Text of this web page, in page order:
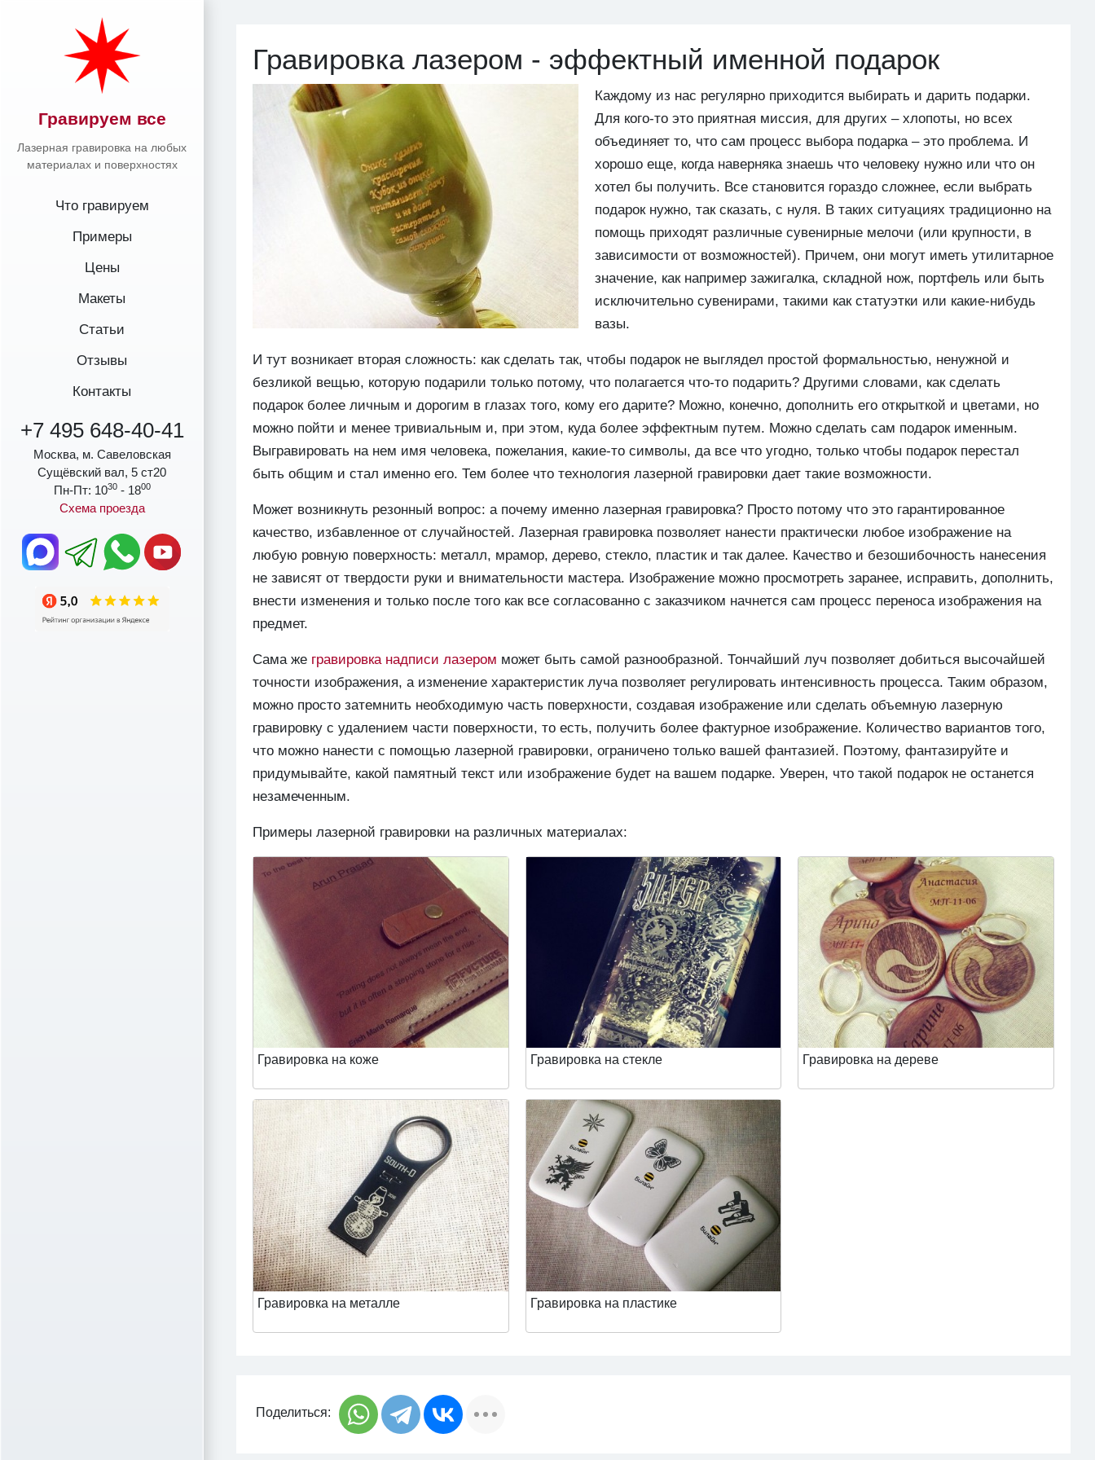
Гравируем все
Лазерная гравировка на любых
материалах и поверхностях
Что гравируем
Примеры
Цены
Макеты
Статьи
Отзывы
Контакты
+7 495 648-40-41
Москва, м. Савеловская
Сущёвский вал, 5 ст20
Пн-Пт: 1030- 1800
Схема проезда
Гравировка лазером - эффектный именной подарок
Каждому из нас регулярно приходится выбирать и дарить подарки.
Для кого-то это приятная миссия, для других – хлопоты, но всех
объединяет то, что сам процесс выбора подарка – это проблема. И
хорошо еще, когда наверняка знаешь что человеку нужно или что он
хотел бы получить. Все становится гораздо сложнее, если выбрать
подарок нужно, так сказать, с нуля. В таких ситуациях традиционно на
помощь приходят различные сувенирные мелочи (или крупности, в
зависимости от возможностей). Причем, они могут иметь утилитарное
значение, как например зажигалка, складной нож, портфель или быть
исключительно сувенирами, такими как статуэтки или какие-нибудь
вазы.
И тут возникает вторая сложность: как сделать так, чтобы подарок не выглядел простой формальностью, ненужной и
безликой вещью, которую подарили только потому, что полагается что-то подарить? Другими словами, как сделать
подарок более личным и дорогим в глазах того, кому его дарите? Можно, конечно, дополнить его открыткой и цветами, но
можно пойти и менее тривиальным и, при этом, куда более эффектным путем. Можно сделать сам подарок именным.
Выгравировать на нем имя человека, пожелания, какие-то символы, да все что угодно, только чтобы подарок перестал
быть общим и стал именно его. Тем более что технология лазерной гравировки дает такие возможности.
Может возникнуть резонный вопрос: а почему именно лазерная гравировка? Просто потому что это гарантированное
качество, избавленное от случайностей. Лазерная гравировка позволяет нанести практически любое изображение на
любую ровную поверхность: металл, мрамор, дерево, стекло, пластик и так далее. Качество и безошибочность нанесения
не зависят от твердости руки и внимательности мастера. Изображение можно просмотреть заранее, исправить, дополнить,
внести изменения и только после того как все согласованно с заказчиком начнется сам процесс переноса изображения на
предмет.
Сама же гравировка надписи лазером может быть самой разнообразной. Тончайший луч позволяет добиться высочайшей
точности изображения, а изменение характеристик луча позволяет регулировать интенсивность процесса. Таким образом,
можно просто затемнить необходимую часть поверхности, создавая изображение или сделать объемную лазерную
гравировку с удалением части поверхности, то есть, получить более фактурное изображение. Количество вариантов того,
что можно нанести с помощью лазерной гравировки, ограничено только вашей фантазией. Поэтому, фантазируйте и
придумывайте, какой памятный текст или изображение будет на вашем подарке. Уверен, что такой подарок не останется
незамеченным.
Примеры лазерной гравировки на различных материалах:
Гравировка на коже
Гравировка на металле
Гравировка на стекле
Гравировка на пластике
Гравировка на дереве
Поделиться: